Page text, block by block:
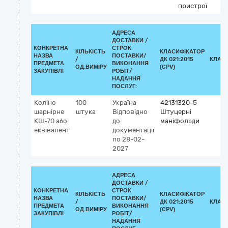
пристрої
КОНКРЕТНА
НАЗВА
ПРЕДМЕТА
ЗАКУПІВЛІ
КІЛЬКІСТЬ
/
ОД.ВИМІРУ
АДРЕСА
ДОСТАВКИ /
СТРОК
ПОСТАВКИ/
ВИКОНАННЯ
РОБІТ/
НАДАННЯ
ПОСЛУГ:
КЛАСИФІКАТОР
ДК 021:2015
(CPV)
Коліно
шарнірне
КШ-70 або
еквівалент
100
штука
Україна
Відповідно
до
документації
по 28-02-
2027
42131320-5
Штуцерні
маніфольди
КОНКРЕТНА
НАЗВА
ПРЕДМЕТА
ЗАКУПІВЛІ
КІЛЬКІСТЬ
/
ОД.ВИМІРУ
АДРЕСА
ДОСТАВКИ /
СТРОК
ПОСТАВКИ/
ВИКОНАННЯ
РОБІТ/
НАДАННЯ
КЛАСИФІКАТОР
ДК 021:2015
(CPV)